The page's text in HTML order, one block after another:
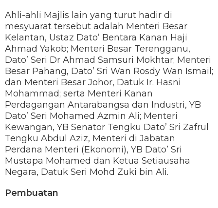
Ahli-ahli Majlis lain yang turut hadir di
mesyuarat tersebut adalah Menteri Besar
Kelantan, Ustaz Dato’ Bentara Kanan Haji
Ahmad Yakob; Menteri Besar Terengganu,
Dato’ Seri Dr Ahmad Samsuri Mokhtar; Menteri
Besar Pahang, Dato’ Sri Wan Rosdy Wan Ismail;
dan Menteri Besar Johor, Datuk Ir. Hasni
Mohammad; serta Menteri Kanan
Perdagangan Antarabangsa dan Industri, YB
Dato’ Seri Mohamed Azmin Ali; Menteri
Kewangan, YB Senator Tengku Dato’ Sri Zafrul
Tengku Abdul Aziz, Menteri di Jabatan
Perdana Menteri (Ekonomi), YB Dato’ Sri
Mustapa Mohamed dan Ketua Setiausaha
Negara, Datuk Seri Mohd Zuki bin Ali.
Pembuatan